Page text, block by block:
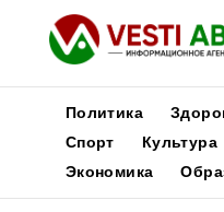
Новости
Политика
Спорт
Культура
Экономика